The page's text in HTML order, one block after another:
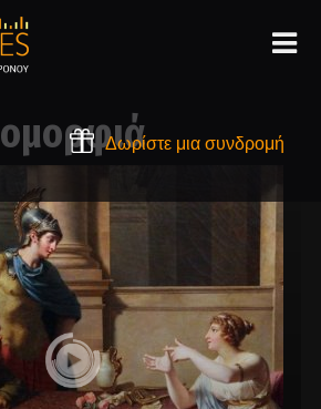
Δωρίστε μια συνδρομή
ομορφιά